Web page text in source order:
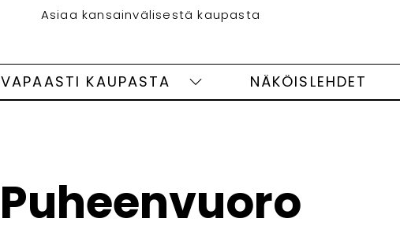
Asiaa kansainvälisestä kaupasta
VAPAASTI KAUPASTA
VapaastiNÄKÖISLEHDET
Puheenvuoro